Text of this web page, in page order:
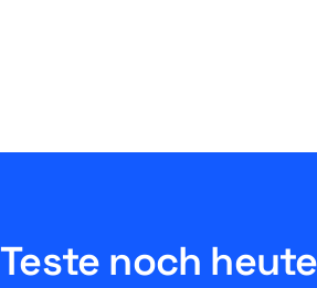
Teste noch